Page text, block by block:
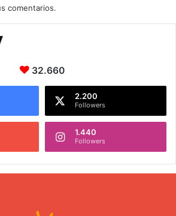
comentarios.
32.660
2.200
Followers
1.440
Followers